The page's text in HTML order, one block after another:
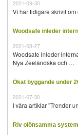
2021-09-30
Vi har tidigare skrivit
Woodsafe inleder
2021-08-27
Woodsafe inleder
Nya Zeeländska och …
Ökat byggande under
2021-07-30
I våra artiklar ”Trender
Riv olönsamma